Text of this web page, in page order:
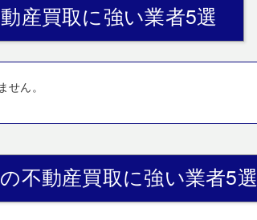
産買取に強い業者5選
ん。
不動産買取に強い業者5選